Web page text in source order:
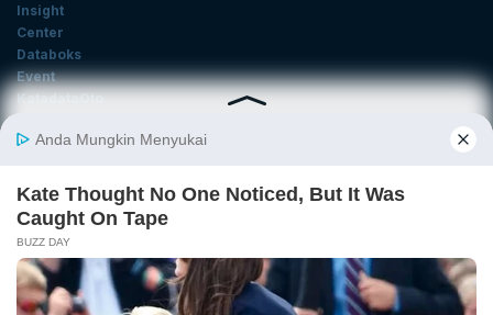
Insight
Center
Databoks
Event
KatadataOto
Email